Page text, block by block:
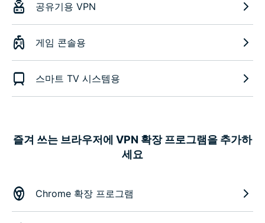
공유기용 VPN
게임 콘솔용
스마트 TV 시스템용
즐겨 쓰는 브라우저에 VPN 확장 프로그램을 추가하
세요
Chrome 확장 프로그램